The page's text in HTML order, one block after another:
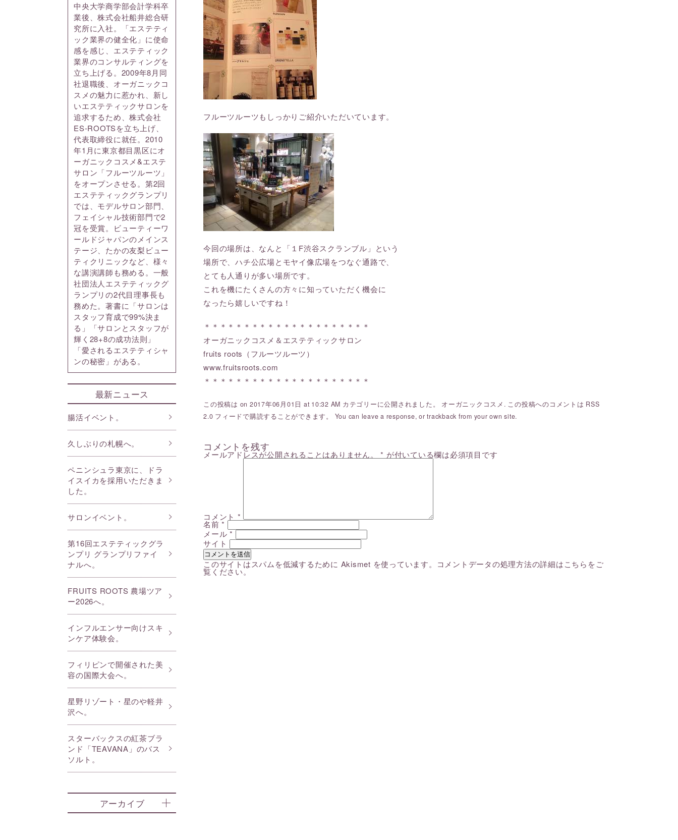
フルーツルーツもしっかりご紹介いただいています。
今回の場所は、なんと「１F渋谷スクランブル」という
場所で、ハチ公広場とモヤイ像広場をつなぐ通路で、
とても人通りが多い場所です。
これを機にたくさんの方々に知っていただく機会に
なったら嬉しいですね！
＊＊＊＊＊＊＊＊＊＊＊＊＊＊＊＊＊＊＊＊＊
オーガニックコスメ＆エステティックサロン
fruits roots（フルーツルーツ）
www.fruitsroots.com
＊＊＊＊＊＊＊＊＊＊＊＊＊＊＊＊＊＊＊＊＊
この投稿は on 2017年06月01日 at 10:32 AM カテゴリーに公開されました。 オーガニックコスメ . この投稿へのコメントは RSS
2.0 フィードで購読することができます。 You can leave a response, ortrackback from your own site.
コメントを残す
メールアドレスが公開されることはありません。 * が付いている欄は必須項目です
コメント *
名前*
メール*
サイト
このサイトはスパムを低減するために Akismet を使っています。
コメントデータの処理方法の詳細はこちらをご
覧ください。
中央大学商学部会計学科卒
業後、株式会社船井総合研
究所に入社。「エステティ
ック業界の健全化」に使命
感を感じ、エステティック
業界のコンサルティングを
立ち上げる。2009年8月同
社退職後、オーガニックコ
スメの魅力に惹かれ、新し
いエステティックサロンを
追求するため、株式会社
ES-ROOTSを立ち上げ、
代表取締役に就任。2010
年1月に東京都目黒区にオ
ーガニックコスメ&エステ
サロン「フルーツルーツ」
をオープンさせる。第2回
エステティックグランプリ
では、モデルサロン部門、
フェイシャル技術部門で2
冠を受賞。ビューティーワ
ールドジャパンのメインス
テージ、たかの友梨ビュー
ティクリニックなど、様々
な講演講師も務める。一般
社団法人エステティックグ
ランプリの2代目理事長も
務めた。著書に「サロンは
スタッフ育成で99%決ま
る」「サロンとスタッフが
輝く28+8の成功法則」
「愛されるエステティシャ
ンの秘密」がある。
最新ニュース
腸活イベント。
久しぶりの札幌へ。
ペニンシュラ東京に、ドラ
イスイカを採用いただきま
した。
サロンイベント。
第16回エステティックグラ
ンプリ グランプリファイ
ナルへ。
FRUITS ROOTS 農場ツア
ー2026へ。
インフルエンサー向けスキ
ンケア体験会。
フィリピンで開催された美
容の国際大会へ。
星野リゾート・星のや軽井
沢へ。
スターバックスの紅茶ブラ
ンド「TEAVANA」のバス
ソルト。
アーカイブ